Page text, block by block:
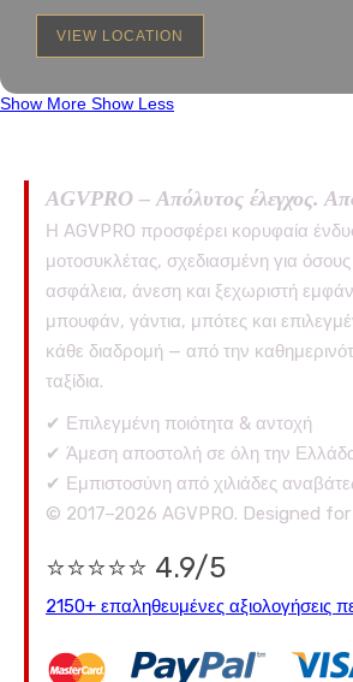
VIEW LOCATION
Show More Show Less
AGVPRO – Απόλυτος έλεγχος.
Η AGVPRO προσφέρει κορυφαία
μοτοσυκλέτας, σχεδιασμένη για
ασφάλεια, άνεση και ξεχωριστή
μπουφάν, γάντια, μπότες και
κάθε διαδρομή — από την
ταξίδια.
✔ Επιλεγμένη ποιότητα & αντοχή
✔ Άμεση αποστολή σε όλη την
✔ Εμπιστοσύνη από χιλιάδες
© 2017–2026 AGVPRO. Designed for
⭐⭐⭐⭐⭐ 4.9/5
2150+ επαληθευμένες αξιολογήσεις